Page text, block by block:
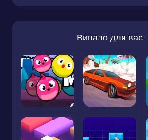
Випало для вас